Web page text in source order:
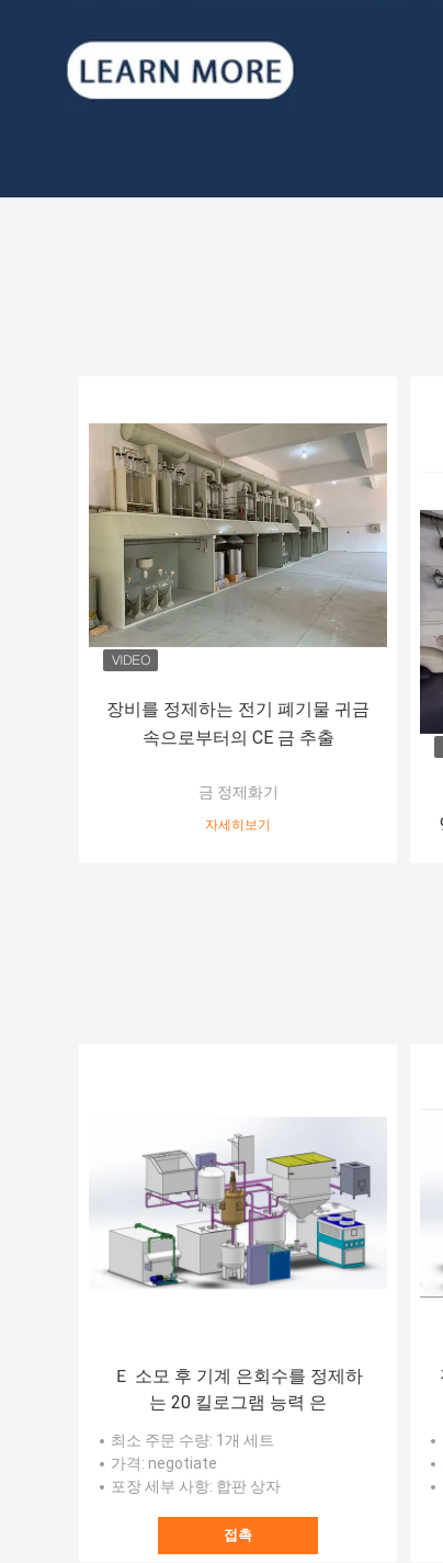
장비를 정제하는 전기 폐기물 귀금
속으로부터의 CE 금 추출
금 정제화기
자세히보기
Ｅ 소모 후 기계 은회수를 정제하
는 20 킬로그램 능력 은
최소 주문 수량: 1개 세트
가격: negotiate
포장 세부 사항: 합판 상자
접촉